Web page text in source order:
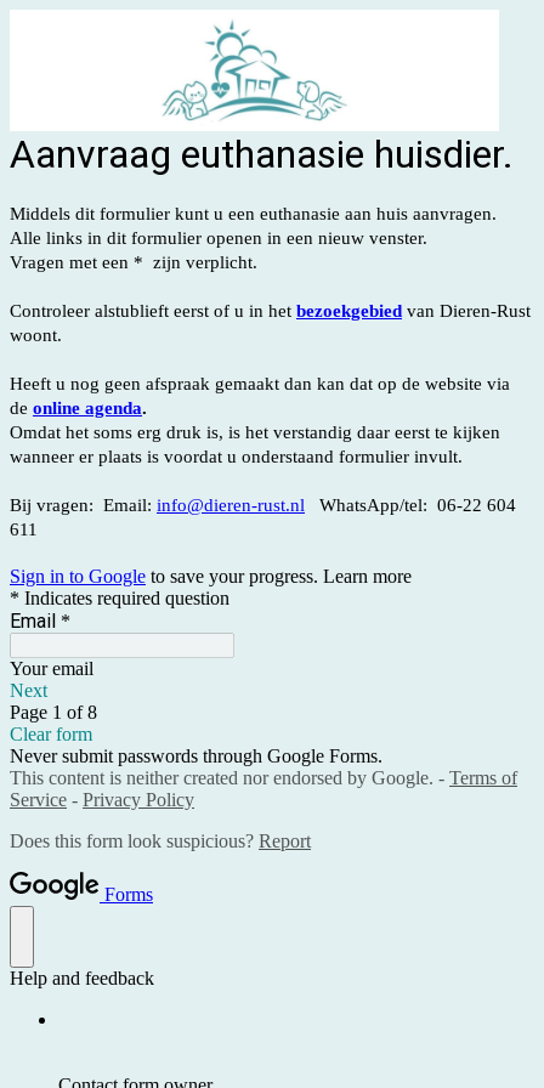
Aanvraag euthanasie huisdier.
Middels dit formulier kunt u een euthanasie aan huis aanvragen.
Alle links in dit formulier openen in een nieuw venster.
Vragen met een * zijn verplicht.
Controleer alstublieft eerst of u in het bezoekgebied van Dieren-Rust
woont.
Heeft u nog geen afspraak gemaakt dan kan dat op de website via
de online agenda.
Omdat het soms erg druk is, is het verstandig daar eerst te kijken
wanneer er plaats is voordat u onderstaand formulier invult.
Bij vragen: Email: info@dieren-rust.nl WhatsApp/tel: 06-22 604
611
Sign in to Google to save your progress. Learn more
* Indicates required question
Email *
Your email
Next
Page 1 of 8
Clear form
Never submit passwords through Google Forms.
This content is neither created nor endorsed by Google. - Terms of
Service - Privacy Policy
Does this form look suspicious? Report
Forms
Help and feedback